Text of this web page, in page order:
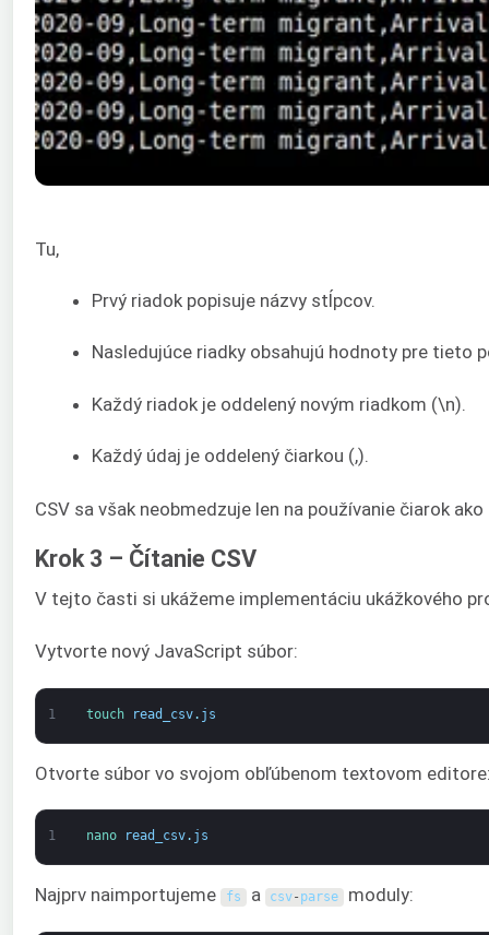
Tu,
Prvý riadok popisuje názvy stĺpcov.
Nasledujúce riadky obsahujú hodnoty pre tieto
Každý riadok je oddelený novým riadkom (\n).
Každý údaj je oddelený čiarkou (,).
CSV sa však neobmedzuje len na používanie čiarok
Krok 3 – Čítanie CSV
V tejto časti si ukážeme implementáciu ukážkového
Vytvorte nový JavaScript súbor:
1 touch read_csv. js
Otvorte súbor vo svojom obľúbenom textovom
1 nano read_csv. js
Najprv naimportujeme fs a csv- parse moduly: